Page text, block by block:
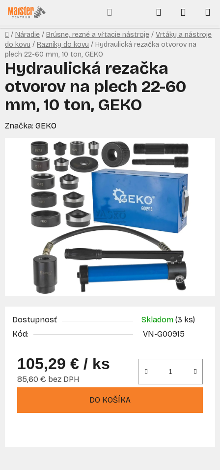
Prejsť
na
obsah
Hľadať
KOŠÍK
Domov
/ Náradie / Brúsne, rezné a vŕtacie nástroje / Vrtáky a nástroje
do kovu / Razníky do kovu / Hydraulická rezačka otvorov na
plech 22-60 mm, 10 ton, GEKO
Dostupnosť Skladom (3 ks)
Kód:
VN-G00915
105,29 € / ks
85,60 € bez DPH
DO KOŠÍKA
Hydraulická rezačka
otvorov na plech 22-60
mm, 10 ton, GEKO
Značka: GEKO